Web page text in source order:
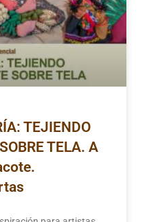
TEJIENDO
TELA. A